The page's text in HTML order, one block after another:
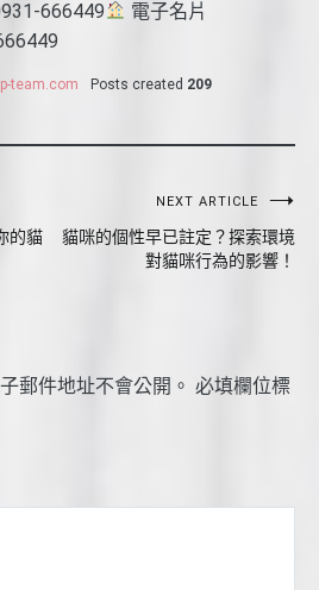
666449
電子名片
team.com Posts created 209
的貓
NEXT ARTICLE
貓咪的個性早已註定？探索環境
對貓咪行為的影響！
郵件地址不會公開。 必填欄位標